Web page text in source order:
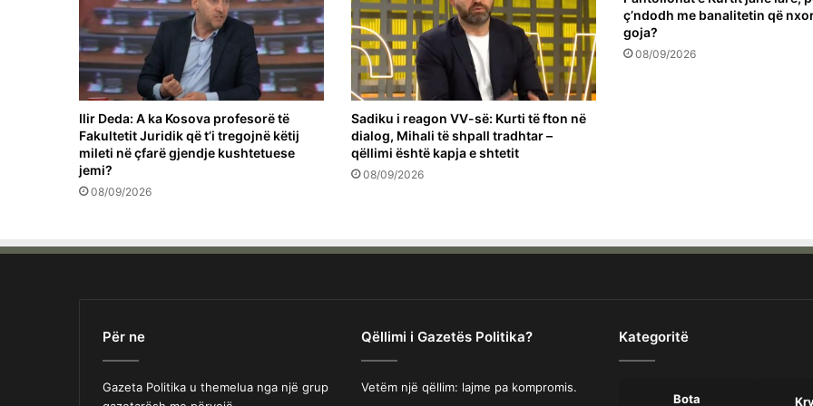
Ilir Deda: A ka Kosova profesorë të
Fakultetit Juridik që t’i tregojnë këtij
mileti në çfarë gjendje kushtetuese
jemi?
08/09/2026
Sadiku i reagon VV-së: Kurti të fton në
dialog, Mihali të shpall tradhtar –
qëllimi është kapja e shtetit
08/09/2026
ç’ndodh me banalitetin që
goja?
08/09/2026
Për ne
Gazeta Politika u themelua nga një grup
Qëllimi i Gazetës Politika?
Vetëm një qëllim: lajme pa kompromis.
Kategoritë
Bota